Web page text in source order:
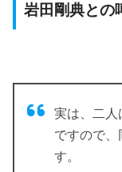
岩田剛典との
実は、二人
ですので、
す。